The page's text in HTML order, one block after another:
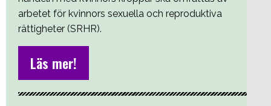
arbetet för kvinnors sexuella och reproduktiva
rättigheter (SRHR).
Läs mer!